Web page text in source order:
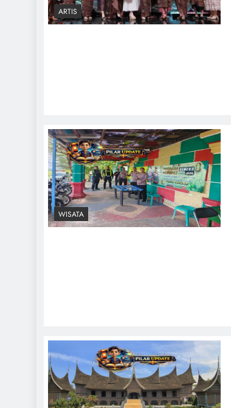
ARTIS
WISATA